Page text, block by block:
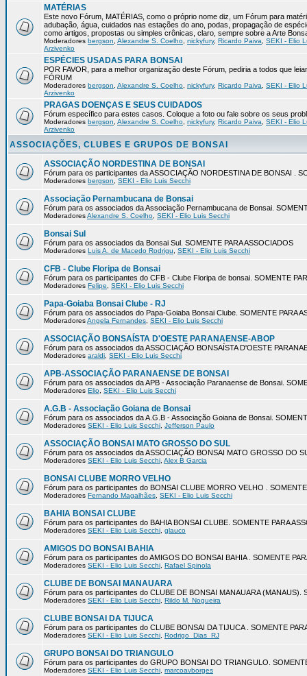
MATÉRIAS
Este novo Fórum, MATÉRIAS, como o próprio nome diz, um Fórum para
adubação, água, cuidados nas estações do ano, podas, propagação de
como artigos, propostas ou simples crônicas, claro, sempre sobre a Arte
Moderadores bergson Alexandre S. Coelho nickyfury, Ricardo Paiva
SEKI - Elio
Arzivenko
ESPÉCIES USADAS PARA BONSAI
POR FAVOR, para a melhor organização deste Fórum, pediria a todos que
FÓRUM
Moderadores bergson Alexandre S. Coelho nickyfury, Ricardo Paiva
SEKI - Elio
Arzivenko
PRAGAS DOENÇAS E SEUS CUIDADOS
Fórum específico para estes casos. Coloque a foto ou fale sobre os seus
Moderadores bergson Alexandre S. Coelho nickyfury, Ricardo Paiva
SEKI - Elio
Arzivenko
ASSOCIAÇÕES, CLUBES E GRUPOS DE BONSAI
ASSOCIAÇÃO NORDESTINA DE BONSAI
Fórum para os participantes da ASSOCIAÇÃO NORDESTINA DE BONSAI .
Moderadores bergson SEKI - Elio Luis Secchi
Associação Pernambucana de Bonsai
Fórum para os associados da Associação Pernambucana de Bonsai.
ModeradoresAlexandre S. Coelho SEKI - Elio Luis Secchi
Bonsai Sul
Fórum para os associados da Bonsai Sul. SOMENTE PARA ASSOCIADOS
Moderadores Luis A. de Macedo Rodrigu SEKI - Elio Luis Secchi
CFB - Clube Floripa de Bonsai
Fórum para os participantes do CFB - Clube Floripa de bonsai. SOMENTE
Moderadores Felipe SEKI - Elio Luis Secchi
Papa-Goiaba Bonsai Clube - RJ
Fórum para os associados do Papa-Goiaba Bonsai Clube. SOMENTE PARA
ModeradoresAngela Fernandes SEKI - Elio Luis Secchi
ASSOCIAÇÃO BONSAÍSTA D'OESTE PARANAENSE-ABOP
Fórum para os associados da ASSOCIAÇÃO BONSAÍSTA D'OESTE
Moderadores araldi SEKI - Elio Luis Secchi
APB-ASSOCIAÇÃO PARANAENSE DE BONSAI
Fórum para os associados da APB - Associação Paranaense de Bonsai.
Moderadores Elio SEKI - Elio Luis Secchi
A.G.B - Associação Goiana de Bonsai
Fórum para os associados da A.G.B - Associação Goiana de Bonsai.
Moderadores SEKI - Elio Luis Secchi Jefferson Paulo
ASSOCIAÇÃO BONSAI MATO GROSSO DO SUL
Fórum para os associados da ASSOCIAÇÃO BONSAI MATO GROSSO DO
Moderadores SEKI - Elio Luis Secchi Alex B Garcia
BONSAI CLUBE MORRO VELHO
Fórum para os participantes do BONSAI CLUBE MORRO VELHO .
Moderadores Fernando Magalhães SEKI - Elio Luis Secchi
BAHIA BONSAI CLUBE
Fórum para os participantes do BAHIA BONSAI CLUBE. SOMENTE PARA
Moderadores SEKI - Elio Luis Secchi glauco
AMIGOS DO BONSAI BAHIA
Fórum para os participantes do AMIGOS DO BONSAI BAHIA . SOMENTE
Moderadores SEKI - Elio Luis Secchi Rafael Spinola
CLUBE DE BONSAI MANAUARA
Fórum para os participantes do CLUBE DE BONSAI MANAUARA (MANAUS).
Moderadores SEKI - Elio Luis Secchi Rildo M. Nogueira
CLUBE BONSAI DA TIJUCA
Fórum para os participantes do CLUBE BONSAI DA TIJUCA . SOMENTE
Moderadores SEKI - Elio Luis Secchi Rodrigo_Dias_RJ
GRUPO BONSAI DO TRIANGULO
Fórum para os participantes do GRUPO BONSAI DO TRIANGULO.
Moderadores SEKI - Elio Luis Secchi marcoavborges